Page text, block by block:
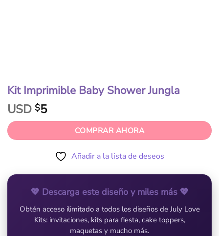
Kit Imprimible Baby Shower Jungla
USD $5
COMPRAR AHORA
Añadir a la lista de deseos
💖 Descarga este diseño y miles más 💖
Obtén acceso ilimitado a todos los diseños de July Love
Kits: invitaciones, kits para fiesta, cake toppers,
maquetas y mucho más.